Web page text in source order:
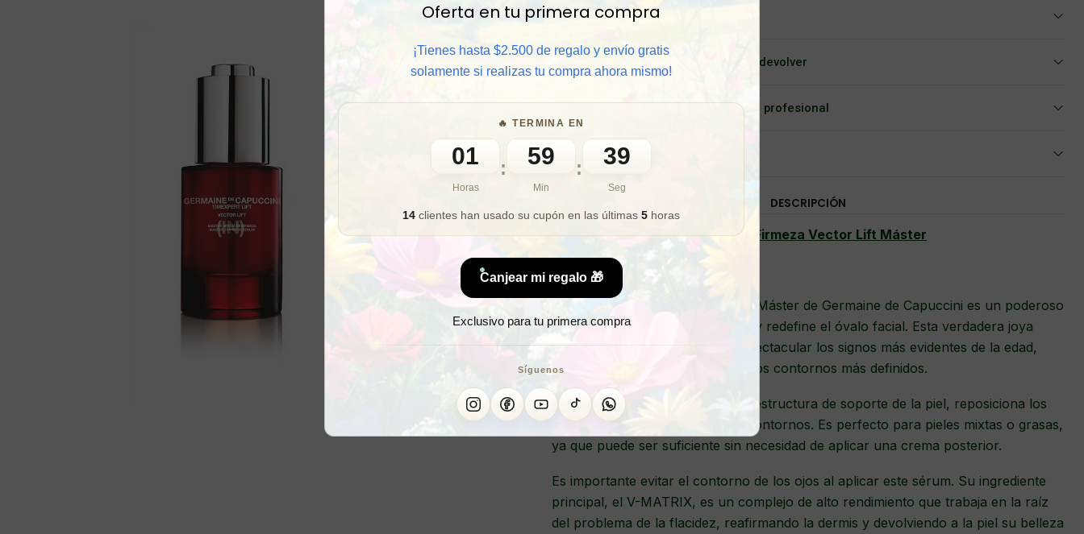
Oferta en tu primera compra
¡Tienes hasta $2.500 de regalo y envío gratis
solamente si realizas tu compra ahora mismo!
🔥 TERMINA EN
01
Horas
: 59
Min
: 37
Seg
14 clientes han usado su cupón en las últimas 5 horas
Canjear mi regalo 🎁
Exclusivo para tu primera compra
Síguenos
📦 Comprar al por mayor
⏰ Garantía 8 meses para cambiar o devolver
🧑‍💼 Atención al cliente y/o Asesoría profesional
🎁 Lo quiero para regalo
DESCRIPCIÓN
Sérum de Firmeza Vector Lift Máster
El Sérum Reafirmante Vector Lift Máster de Germaine de Capuccini es un poderoso
concentrado que aporta firmeza y redefine el óvalo facial. Esta verdadera joya
tecnológica corrige de forma espectacular los signos más evidentes de la edad,
logrando una piel más firme y unos contornos más definidos.
Este sérum facial reconstruye la estructura de soporte de la piel, reposiciona los
volúmenes faciales y define los contornos. Es perfecto para pieles mixtas o grasas,
ya que puede ser suficiente sin necesidad de aplicar una crema posterior.
Es importante evitar el contorno de los ojos al aplicar este sérum. Su ingrediente
principal, el V-MATRIX, es un complejo de alto rendimiento que trabaja en la raíz
del problema de la flacidez, reafirmando la dermis y devolviendo a la piel su belleza